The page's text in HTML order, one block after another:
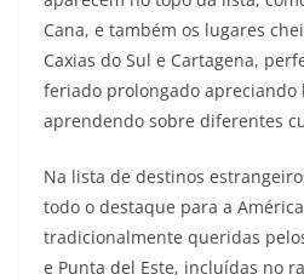
Cana, e também os lugares
Caxias do Sul e Cartagena,
feriado prolongado apreciando
aprendendo sobre diferentes
Na lista de destinos
todo o destaque para a
tradicionalmente queridas
e Punta del Este, incluídas no